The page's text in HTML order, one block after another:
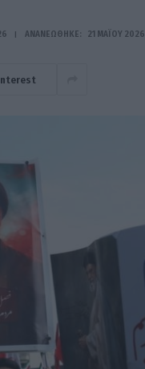
ΑΝΑΝΕΏΘΗΚΕ: 21 ΜΑΪ́ΟΥ 2026